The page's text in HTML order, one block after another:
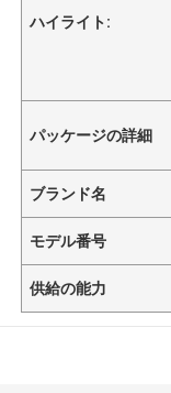
ハイライト:
パッケージの詳細
ブランド名
モデル番号
供給の能力